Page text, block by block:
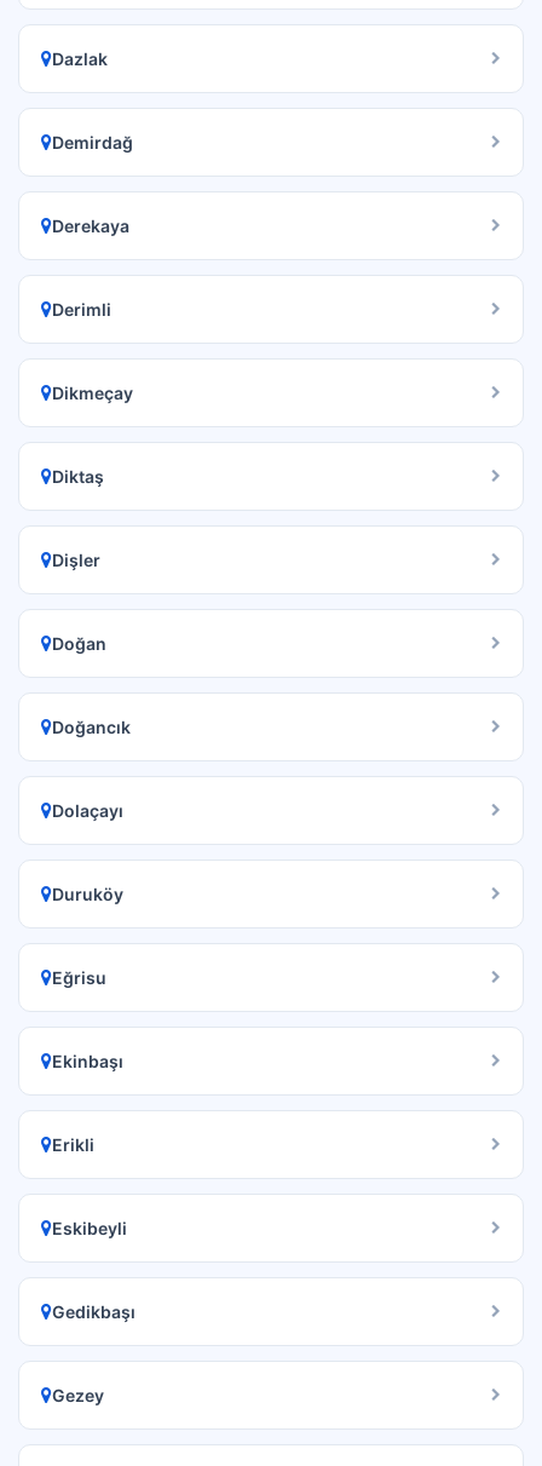
Dazlak
Demirdağ
Derekaya
Derimli
Dikmeçay
Diktaş
Dişler
Doğan
Doğancık
Dolaçayı
Duruköy
Eğrisu
Ekinbaşı
Erikli
Eskibeyli
Gedikbaşı
Gezey